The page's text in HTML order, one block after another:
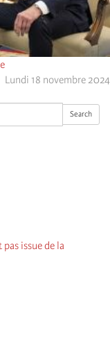
Search
issue de la
Lundi 18 novembre 2024